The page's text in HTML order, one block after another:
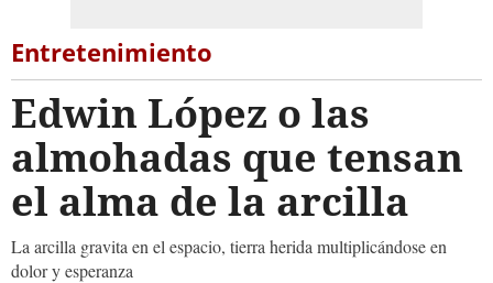
Entretenimiento
Edwin López o las
almohadas que tensan
el alma de la arcilla
La arcilla gravita en el espacio, tierra herida multiplicándose en
dolor y esperanza